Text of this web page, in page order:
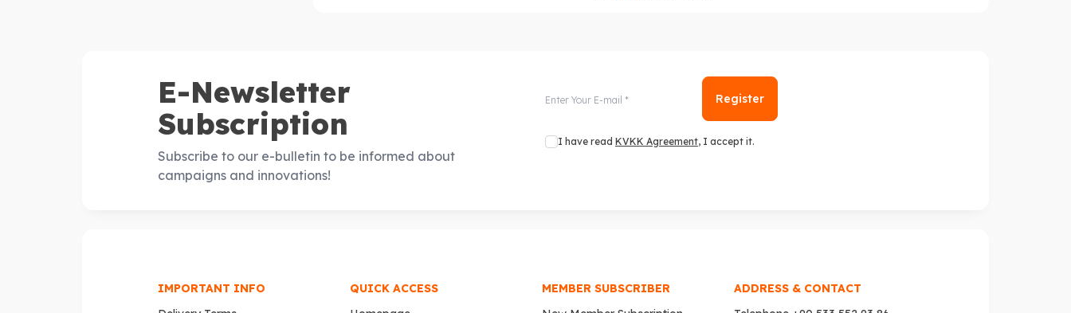
E-Newsletter
Subscription
Subscribe to our e-bulletin to be informed about
campaigns and innovations!
Register
I have read KVKK Agreement, I accept it.
IMPORTANT INFO
QUICK ACCESS
MEMBER SUBSCRIBER
ADDRESS & CONTACT